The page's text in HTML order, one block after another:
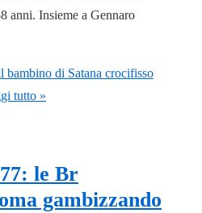
anni. Insieme a Gennaro
di Satana crocifisso
tutto »
le Br
gambizzando